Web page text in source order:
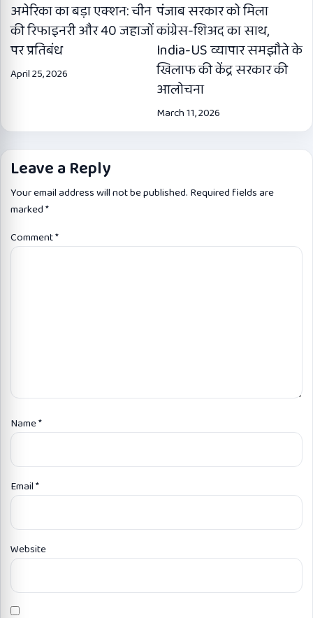
अमेरिका का बड़ा एक्शन: चीन
की रिफाइनरी और 40 जहाजों
पर प्रतिबंध
April 25, 2026
पंजाब सरकार को मिला
कांग्रेस-शिअद का साथ,
India-US व्यापार समझौते के
खिलाफ की केंद्र सरकार की
आलोचना
March 11, 2026
Leave a Reply
Your email address will not be published. Required fields are
marked*
Comment*
Name*
Email*
Website